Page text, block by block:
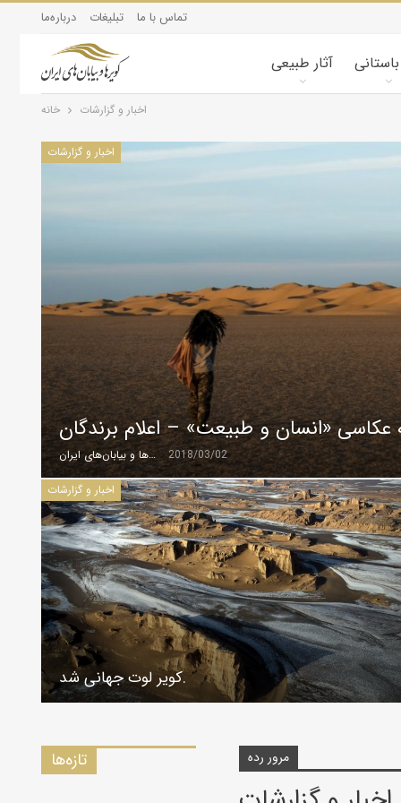
درباره‌ما تبلیغات تماس با ما
آثار طبیعی باستانی
خانه اخبار و گزارشات
اخبار و گزارشات
عکاسی «انسان و طبیعت» – اعلام برندگان
گروه کویرها و بیابان‌های ایران 2018/03/02
اخبار و گزارشات
کویر لوت جهانی شد.
مرور رده تازه‌ها